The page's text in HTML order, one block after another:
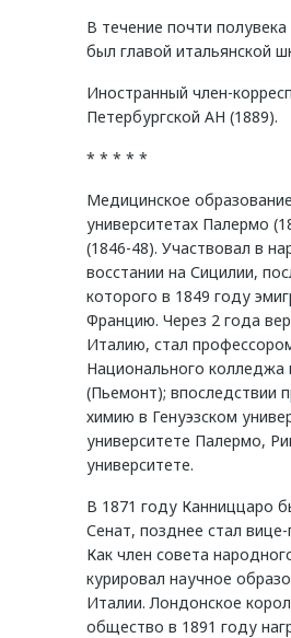
В течение почти
был главой итальянской
Иностранный член-
Петербургской АН (1889).
* * * * *
Медицинское
университетах Палермо
(1846-48). Участвовал в
восстании на Сицилии,
которого в 1849 году
Францию. Через 2 года
Италию, стал
Национального колледжа
(Пьемонт); впоследствии
химию в Генуэзском
университете Палермо,
университете.
В 1871 году Канниццаро
Сенат, позднее стал
Как член совета
курировал научное
Италии. Лондонское
общество в 1891 году